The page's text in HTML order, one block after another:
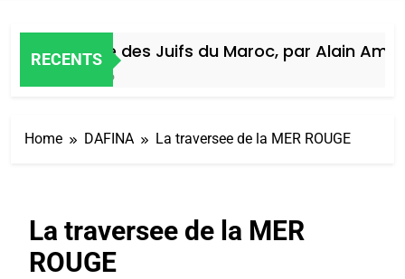
RECENTS
Histoire des Juifs du Maroc, par Alain Amiel
Home DAFINA La traversee de la MER ROUGE
La traversee de la MER
ROUGE